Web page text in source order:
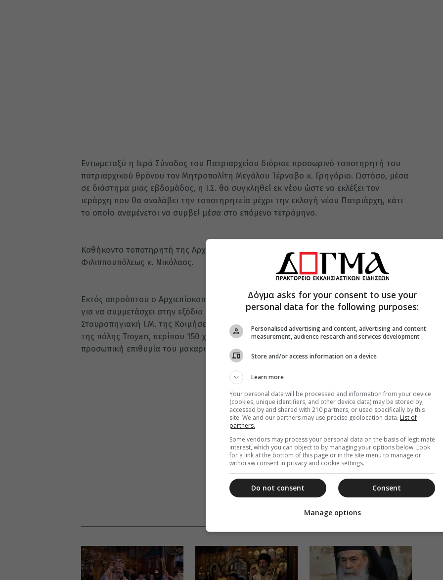
Εντωμεταξύ η Ιερά Σύνοδος του Πατριαρχείου διόρισε προσωρινό τοποτηρητή του
πατριαρχικού θρόνου τον Μητροπολίτη Μεγάλου Τέρνοβο κ. Γρηγόριο. Ωστόσο, μέσα
σε διάστημα μιας εβδομάδος, η Ι.Σ. θα συγκληθεί εκ νέου ώστε να εκλέξει τον
ιεράρχη που θα αναλάβει την τοποτηρητεία μέχρι την εκλογή νέου Πατριάρχη, κάτι
το οποίο αναμένεται να συμβεί μέσα στο επόμενο τετράμηνο.
Καθήκοντα τοποτηρητή της Αρχιεπισκοπής Σόφιας ανέλαβε ο Μητροπολίτης
Φιλιππουπόλεως κ. Νικόλαος.
Εκτός απροόπτου ο Αρχιεπίσκοπος Αθηνών θα μεταβεί την Παρασκευή στην Σόφια
για να συμμετάσχει στην εξόδιο ακολουθία. Η ταφή θα πραγματοποιηθεί στην
Σταυροπηγιακή Ι.Μ. της Κοιμήσεως της Θεοτόκου που βρίσκεται 10 χιλιόμετρα ΝΑ
της πόλης Troyan, περίπου 150 χιλιόμετρα από την πρωτεύουσα Σόφια, ύστερα από
προσωπική επιθυμία του μακαριστού Πατριάρχη.
Δόγμα asks for your consent to use your
personal data for the following purposes:
Personalised advertising and content, advertising and content
measurement, audience research and services development
Store and/or access information on a device
Learn more
Your personal data will be processed and information from your device
(cookies, unique identifiers, and other device data) may be stored by,
accessed by and shared with 210 partners, or used specifically by this
site. We and our partners may use precise geolocation data. List of
partners.
Some vendors may process your personal data on the basis of legitimate
interest, which you can object to by managing your options below. Look
for a link at the bottom of this page or in the site menu to manage or
withdraw consent in privacy and cookie settings.
Consent
Do not consent
Manage options